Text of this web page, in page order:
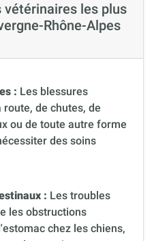
vétérinaires les plus
Rhône-Alpes
: Les blessures
de chutes, de
ou de toute autre forme
des soins
: Les troubles
les obstructions
chez les chiens,